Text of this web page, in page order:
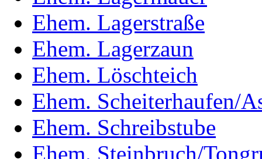
Ehem. Lagerstraße
Ehem. Lagerzaun
Ehem. Löschteich
Ehem. Scheiterhaufen/
Ehem. Schreibstube
Ehem. Steinbruch/